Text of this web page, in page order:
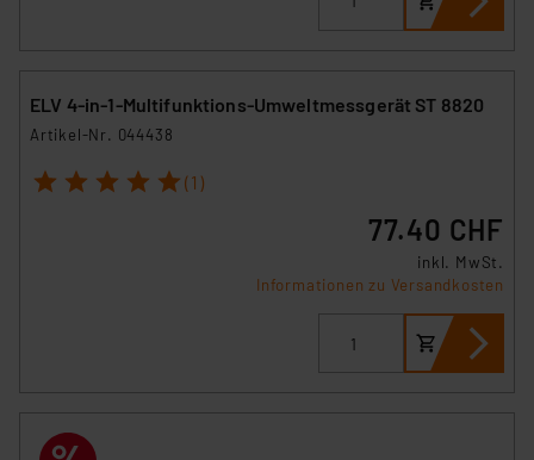
ELV 4-in-1-Multifunktions-Umweltmessgerät ST 8820
Artikel-Nr. 044438
1 2 3 4 5 (1)
77.40 CHF
inkl. MwSt.
Informationen zu Versandkosten